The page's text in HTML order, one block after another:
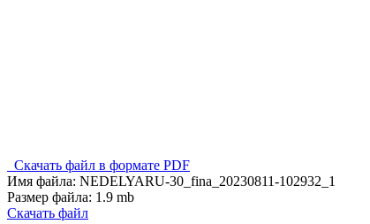
Скачать файл в формате PDF
Имя файла: NEDELYARU-30_fina_20230811-102932_1
Размер файла: 1.9 mb
Скачать файл